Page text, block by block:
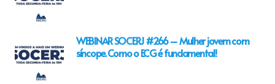
WEBINAR SOCERJ #266 – Mulher jovem com
síncope. Como o ECG é fundamental!